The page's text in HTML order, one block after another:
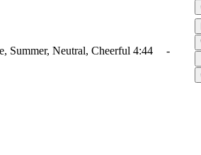
Summer, Neutral, Cheerful 4:44 -